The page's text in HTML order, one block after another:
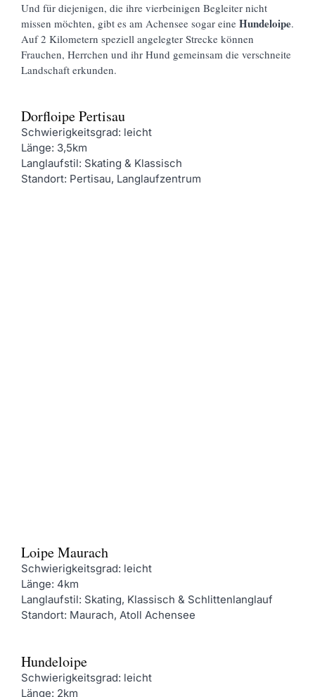
Und für diejenigen, die ihre vierbeinigen Begleiter nicht
missen möchten, gibt es am Achensee sogar eine Hundeloipe.
Auf 2 Kilometern speziell angelegter Strecke können
Frauchen, Herrchen und ihr Hund gemeinsam die verschneite
Landschaft erkunden.
Dorfloipe Pertisau
Schwierigkeitsgrad: leicht
Länge: 3,5km
Langlaufstil: Skating & Klassisch
Standort: Pertisau, Langlaufzentrum
Loipe Maurach
Schwierigkeitsgrad: leicht
Länge: 4km
Langlaufstil: Skating, Klassisch & Schlittenlanglauf
Standort: Maurach, Atoll Achensee
Hundeloipe
Schwierigkeitsgrad: leicht
Länge: 2km